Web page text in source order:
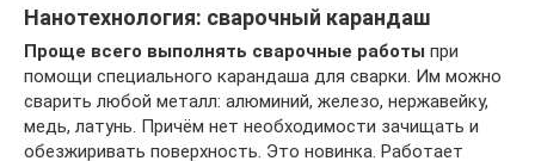
Нанотехнология: сварочный карандаш
Проще всего выполнять сварочные работы при
помощи специального карандаша для сварки. Им можно
сварить любой металл: алюминий, железо, нержавейку,
медь, латунь. Причём нет необходимости зачищать и
обезжиривать поверхность. Это новинка. Работает